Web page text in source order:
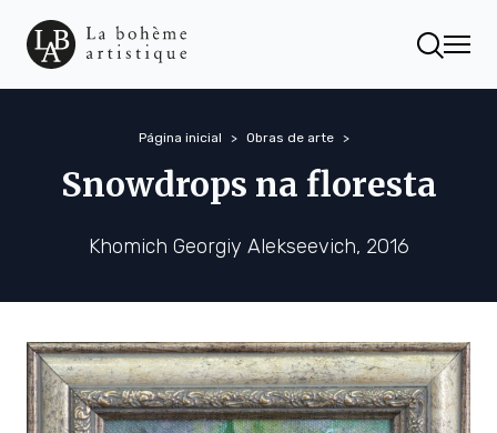
Página inicial Obras de arte
Snowdrops na floresta
Khomich Georgiy Alekseevich, 2016